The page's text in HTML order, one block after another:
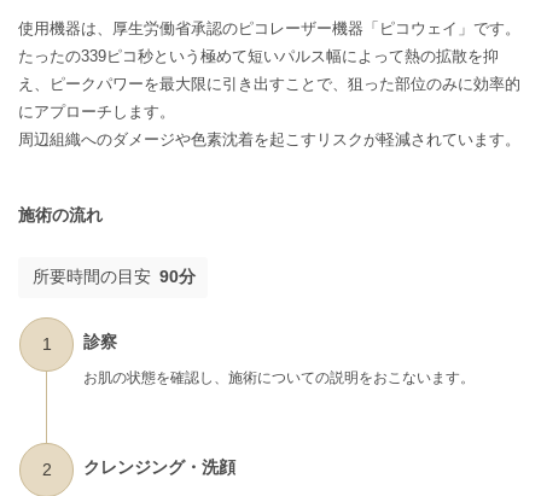
使用機器は、厚生労働省承認のピコレーザー機器「ピコウェイ」です。
たったの339ピコ秒という極めて短いパルス幅によって熱の拡散を抑
え、ピークパワーを最大限に引き出すことで、狙った部位のみに効率的
にアプローチします。
周辺組織へのダメージや色素沈着を起こすリスクが軽減されています。
施術の流れ
所要時間の目安 90分
1 診察
お肌の状態を確認し、施術についての説明をおこないます。
2 クレンジング・洗顔